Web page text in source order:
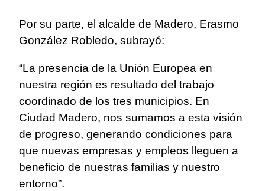
Por su parte, el alcalde de Madero, Erasmo
González Robledo, subrayó:
“La presencia de la Unión Europea en
nuestra región es resultado del trabajo
coordinado de los tres municipios. En
Ciudad Madero, nos sumamos a esta visión
de progreso, generando condiciones para
que nuevas empresas y empleos lleguen a
beneficio de nuestras familias y nuestro
entorno”.